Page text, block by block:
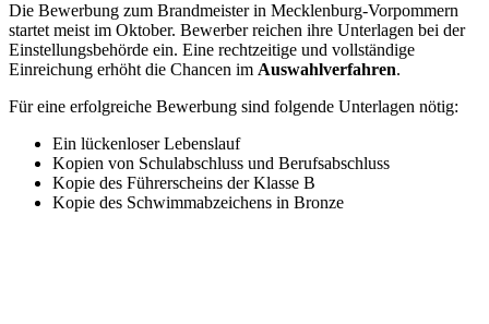
Die Bewerbung zum Brandmeister in Mecklenburg-Vorpommern
startet meist im Oktober. Bewerber reichen ihre Unterlagen bei der
Einstellungsbehörde ein. Eine rechtzeitige und vollständige
Einreichung erhöht die Chancen im Auswahlverfahren.
Für eine erfolgreiche Bewerbung sind folgende Unterlagen nötig:
Ein lückenloser Lebenslauf
Kopien von Schulabschluss und Berufsabschluss
Kopie des Führerscheins der Klasse B
Kopie des Schwimmabzeichens in Bronze